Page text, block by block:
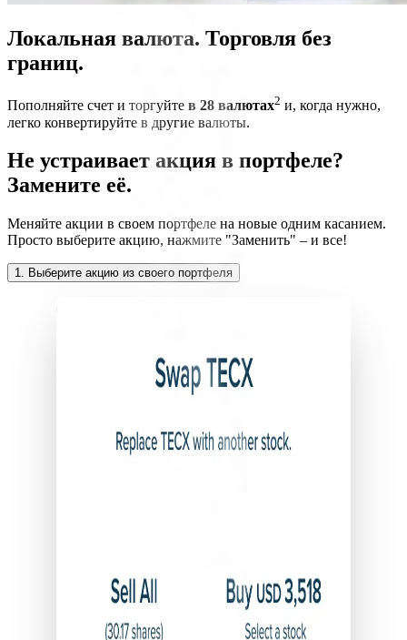
Локальная валюта. Торговля без
границ.
Пополняйте счет и торгуйте в 28 валютах2 и, когда нужно,
легко конвертируйте в другие валюты.
Не устраивает акция в портфеле?
Замените её.
Меняйте акции в своем портфеле на новые одним касанием.
Просто выберите акцию, нажмите "Заменить" – и все!
1. Выберите акцию из своего портфеля